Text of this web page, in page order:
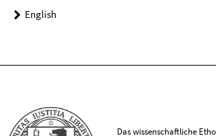
English
Das wissenschaftliche